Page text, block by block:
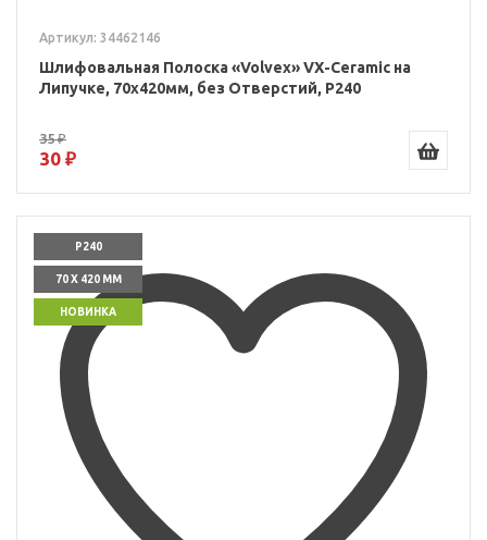
Артикул: 34462146
Шлифовальная Полоска «Volvex» VX-Ceramic на
Липучке, 70x420мм, без Отверстий, P240
35 ₽
30 ₽
P240
70 X 420 ММ
НОВИНКА